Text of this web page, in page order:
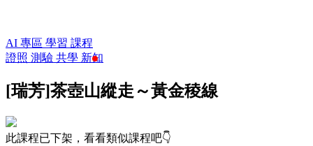
AI 專區 學習 課程
證照 測驗 共學 新知
[瑞芳]茶壺山縱走～黃金稜線
此課程已下架，看看類似課程吧👇